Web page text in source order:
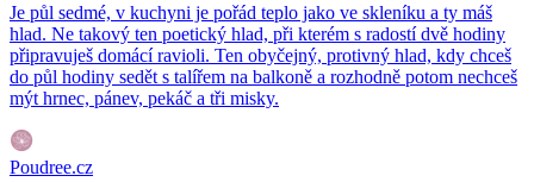
Je půl sedmé, v kuchyni je pořád teplo jako ve skleníku a ty máš
hlad. Ne takový ten poetický hlad, při kterém s radostí dvě hodiny
připravuješ domácí ravioli. Ten obyčejný, protivný hlad, kdy chceš
do půl hodiny sedět s talířem na balkoně a rozhodně potom nechceš
mýt hrnec, pánev, pekáč a tři misky.
Poudree.cz